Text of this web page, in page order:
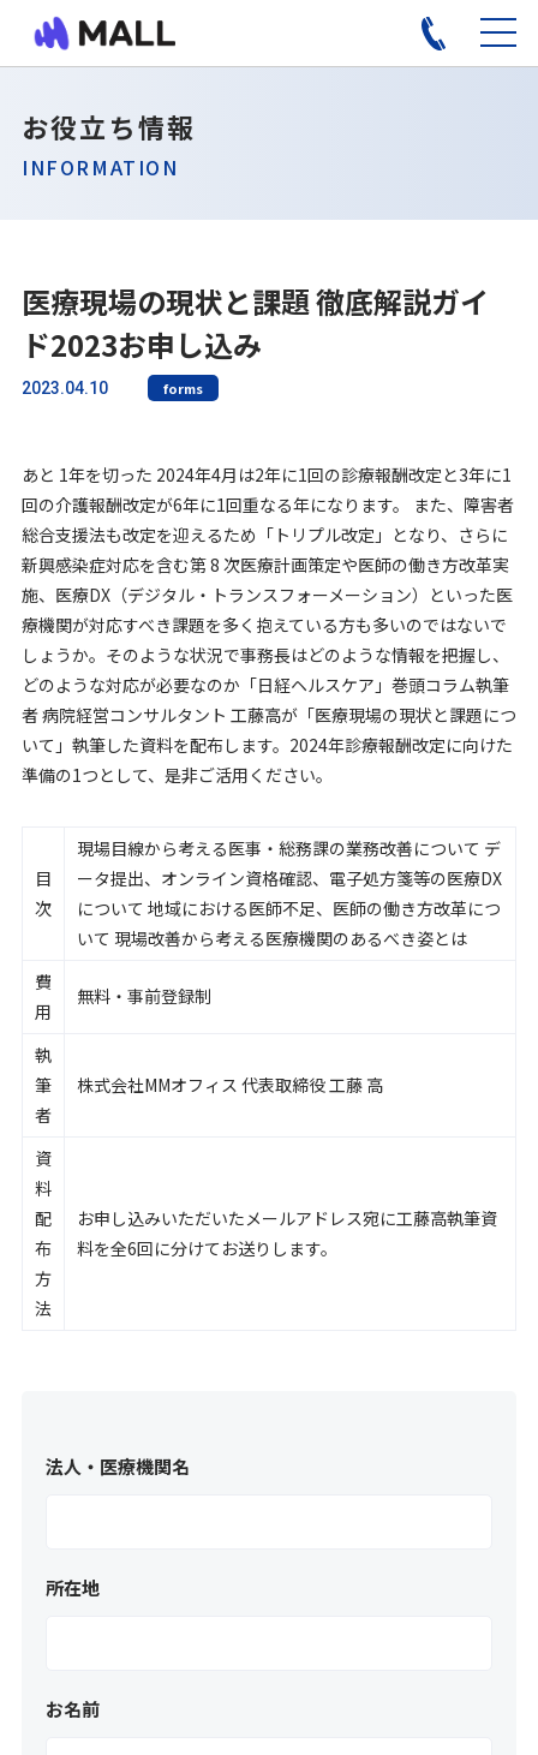
お役立ち情報
INFORMATION
医療現場の現状と課題 徹底解説ガイ
ド2023お申し込み
2023.04.10 forms
あと 1年を切った 2024年4月は2年に1回の診療報酬改定と3年に1
回の介護報酬改定が6年に1回重なる年になります。 また、障害者
総合支援法も改定を迎えるため「トリプル改定」となり、さらに
新興感染症対応を含む第 8 次医療計画策定や医師の働き方改革実
施、医療DX（デジタル・トランスフォーメーション）といった医
療機関が対応すべき課題を多く抱えている方も多いのではないで
しょうか。そのような状況で事務長はどのような情報を把握し、
どのような対応が必要なのか「日経ヘルスケア」巻頭コラム執筆
者 病院経営コンサルタント 工藤高が「医療現場の現状と課題につ
いて」執筆した資料を配布します。2024年診療報酬改定に向けた
準備の1つとして、是非ご活用ください。
目
次
現場目線から考える医事・総務課の業務改善について デ
ータ提出、オンライン資格確認、電子処方箋等の医療DX
について 地域における医師不足、医師の働き方改革につ
いて 現場改善から考える医療機関のあるべき姿とは
費
用
無料・事前登録制
執
筆
者
株式会社MMオフィス 代表取締役 工藤 高
資
料
配
布
方
法
お申し込みいただいたメールアドレス宛に工藤高執筆資
料を全6回に分けてお送りします。
法人・医療機関名
所在地
お名前